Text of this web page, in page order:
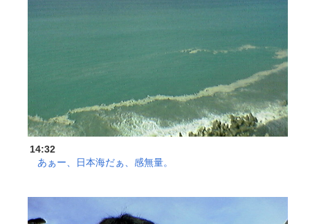
14:32
あぁー、日本海だぁ、感無量。